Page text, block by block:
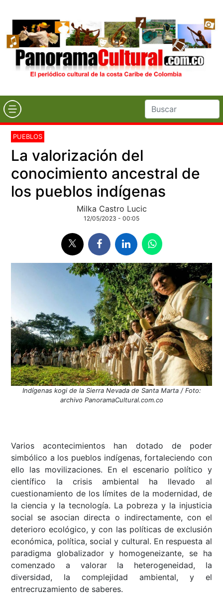
PUEBLOS
La valorización del
conocimiento ancestral de
los pueblos indígenas
Milka Castro Lucic
12/05/2023 - 00:05
Indígenas kogi de la Sierra Nevada de Santa Marta / Foto:
archivo PanoramaCultural.com.co
Varios acontecimientos han dotado de poder
simbólico a los pueblos indígenas, fortaleciendo con
ello las movilizaciones. En el escenario político y
científico la crisis ambiental ha llevado al
cuestionamiento de los límites de la modernidad, de
la ciencia y la tecnología. La pobreza y la injusticia
social se asocian directa o indirectamente, con el
deterioro ecológico, y con las políticas de exclusión
económica, política, social y cultural. En respuesta al
paradigma globalizador y homogeneizante, se ha
comenzado a valorar la heterogeneidad, la
diversidad, la complejidad ambiental, y el
entrecruzamiento de saberes.